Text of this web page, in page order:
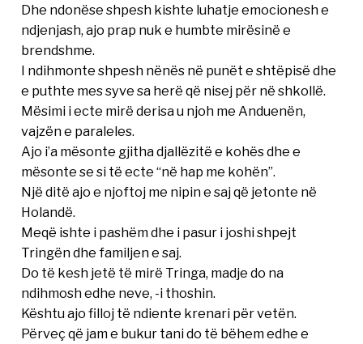
Dhe ndonëse shpesh kishte luhatje emocionesh e
ndjenjash, ajo prap nuk e humbte mirësinë e
brendshme.
I ndihmonte shpesh nënës në punët e shtëpisë dhe
e puthte mes syve sa herë që nisej për në shkollë.
Mësimi i ecte mirë derisa u njoh me Anduenën,
vajzën e paraleles.
Ajo i’a mësonte gjitha djallëzitë e kohës dhe e
mësonte se si të ecte “në hap me kohën”.
Një ditë ajo e njoftoj me nipin e saj që jetonte në
Holandë.
Meqë ishte i pashëm dhe i pasur i joshi shpejt
Tringën dhe familjen e saj.
Do të kesh jetë të mirë Tringa, madje do na
ndihmosh edhe neve, -i thoshin.
Kështu ajo filloj të ndiente krenari për vetën.
Përveç që jam e bukur tani do të bëhem edhe e